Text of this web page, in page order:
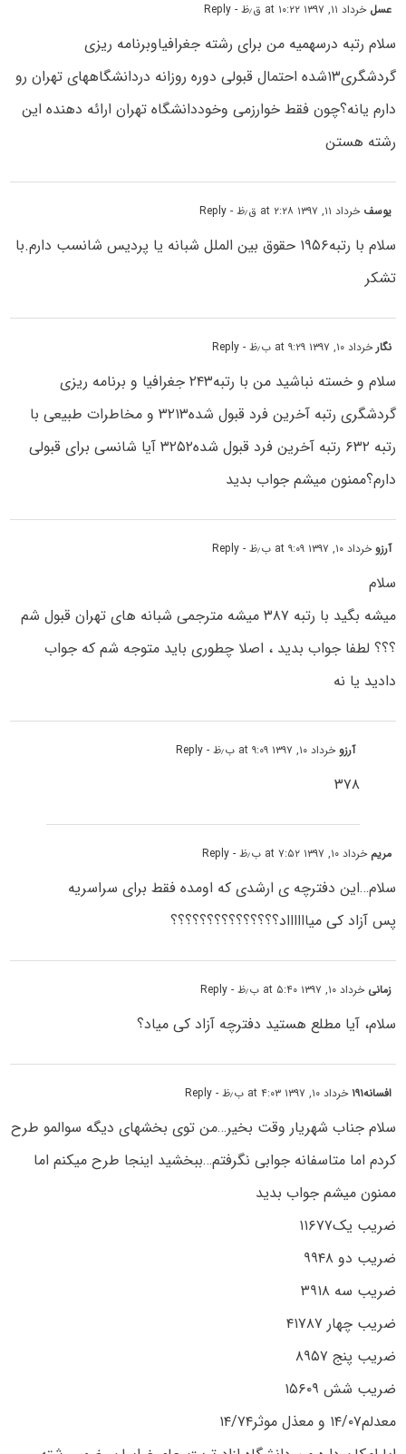
عسل خرداد ۱۱, ۱۳۹۷ at ۱۰:۲۲ ق٫ظ - Reply
سلام رتبه درسهمیه من برای رشته جغرافیاوبرنامه ریزی
گردشگری۱۳شده احتمال قبولی دوره روزانه دردانشگاههای تهران رو
دارم یانه؟چون فقط خوارزمی وخوددانشگاه تهران ارائه دهنده این
رشته هستن
یوسف خرداد ۱۱, ۱۳۹۷ at ۲:۲۸ ق٫ظ - Reply
سلام با رتبه۱۹۵۶ حقوق بین الملل شبانه یا پردیس شانسب دارم.با
تشکر
نگارخرداد ۱۰, ۱۳۹۷ at ۹:۲۹ ب٫ظ - Reply
سلام و خسته نباشید من با رتبه۲۴۳ جغرافیا و برنامه ریزی
گردشگری رتبه آخرین فرد قبول شده۳۲۱۳ و مخاطرات طبیعی با
رتبه ۶۳۲ رتبه آخرین فرد قبول شده۳۲۵۲ آیا شانسی برای قبولی
دارم؟ممنون میشم جواب بدید
آرزوخرداد ۱۰, ۱۳۹۷ at ۹:۰۹ ب٫ظ - Reply
سلام
میشه بگید با رتبه ۳۸۷ میشه مترجمی شبانه های تهران قبول شم
؟؟؟ لطفا جواب بدید ، اصلا چطوری باید متوجه شم که جواب
دادید یا نه
آرزوخرداد ۱۰, ۱۳۹۷ at ۹:۰۹ ب٫ظ - Reply
۳۷۸
مریم خرداد ۱۰, ۱۳۹۷ at ۷:۵۲ ب٫ظ - Reply
سلام…این دفترچه ی ارشدی که اومده فقط برای سراسریه
پس آزاد کی میااااااد؟؟؟؟؟؟؟؟؟؟؟؟؟؟؟
زمانی خرداد ۱۰, ۱۳۹۷ at ۵:۴۰ ب٫ظ - Reply
سلام، آیا مطلع هستید دفترچه آزاد کی میاد؟
افسانه۱۹۱ خرداد ۱۰, ۱۳۹۷ at ۴:۰۳ ب٫ظ - Reply
سلام جناب شهریار وقت بخیر…من توی بخشهای دیگه سوالمو طرح
کردم اما متاسفانه جوابی نگرفتم…ببخشید اینجا طرح میکنم اما
ممنون میشم جواب بدید
ضریب یک۱۱۶۷۷
ضریب دو ۹۹۴۸
ضریب سه ۳۹۱۸
ضریب چهار ۴۱۷۸۷
ضریب پنج ۸۹۵۷
ضریب شش ۱۵۶۰۹
معدلم۱۴/۰۷ و معذل موثر۱۴/۷۴